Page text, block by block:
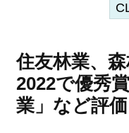
住友林業、
2022で優秀
業」など評価